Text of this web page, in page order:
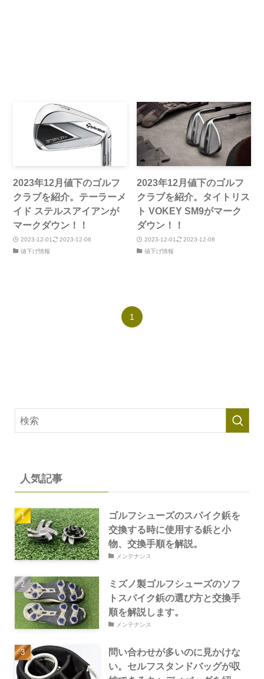
2023年12月値下のゴルフ
クラブを紹介。テーラーメ
イド ステルスアイアンが
マークダウン！！
2023-12-01
2023-12-06
値下げ情報
2023年12月値下のゴルフ
クラブを紹介。タイトリス
ト VOKEY SM9がマーク
ダウン！！
2023-12-01
2023-12-08
値下げ情報
1
人気記事
ゴルフシューズのスパイク鋲を
交換する時に使用する鋲と小
物、交換手順を解説。
メンテナンス
ミズノ製ゴルフシューズのソフ
トスパイク鋲の選び方と交換手
順を解説します。
メンテナンス
問い合わせが多いのに見かけな
い。セルフスタンドバッグが収